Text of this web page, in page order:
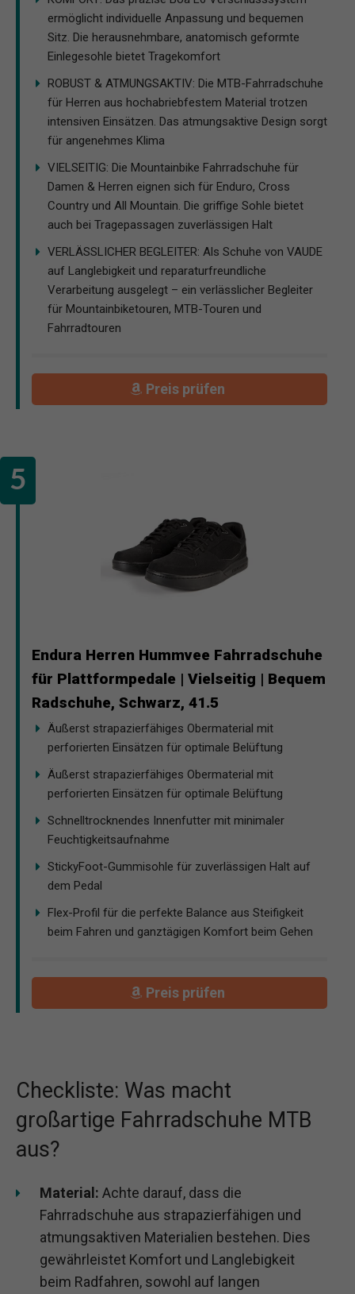
ermöglicht individuelle Anpassung und bequemen
Sitz. Die herausnehmbare, anatomisch geformte
Einlegesohle bietet Tragekomfort
ROBUST & ATMUNGSAKTIV: Die MTB-Fahrradschuhe
für Herren aus hochabriebfestem Material trotzen
intensiven Einsätzen. Das atmungsaktive Design sorgt
für angenehmes Klima
VIELSEITIG: Die Mountainbike Fahrradschuhe für
Damen & Herren eignen sich für Enduro, Cross
Country und All Mountain. Die griffige Sohle bietet
auch bei Tragepassagen zuverlässigen Halt
VERLÄSSLICHER BEGLEITER: Als Schuhe von VAUDE
auf Langlebigkeit und reparaturfreundliche
Verarbeitung ausgelegt – ein verlässlicher Begleiter
für Mountainbiketouren, MTB-Touren und
Fahrradtouren
Preis prüfen
Endura Herren Hummvee Fahrradschuhe
für Plattformpedale | Vielseitig | Bequem
Radschuhe, Schwarz, 41.5
Äußerst strapazierfähiges Obermaterial mit
perforierten Einsätzen für optimale Belüftung
Äußerst strapazierfähiges Obermaterial mit
perforierten Einsätzen für optimale Belüftung
Schnelltrocknendes Innenfutter mit minimaler
Feuchtigkeitsaufnahme
StickyFoot-Gummisohle für zuverlässigen Halt auf
dem Pedal
Flex-Profil für die perfekte Balance aus Steifigkeit
beim Fahren und ganztägigen Komfort beim Gehen
Preis prüfen
Checkliste: Was macht
großartige Fahrradschuhe MTB
aus?
Material: Achte darauf, dass die
Fahrradschuhe aus strapazierfähigen und
atmungsaktiven Materialien bestehen. Dies
gewährleistet Komfort und Langlebigkeit
beim Radfahren, sowohl auf langen